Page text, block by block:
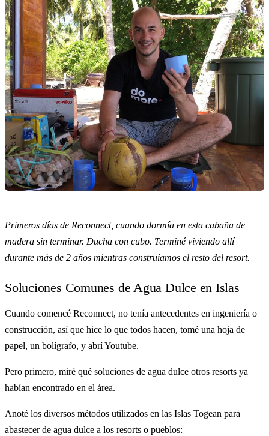
Primeros días de Reconnect, cuando dormía en esta cabaña de
madera sin terminar. Ducha con cubo. Terminé viviendo allí
durante más de 2 años mientras construíamos el resto del resort.
Soluciones Comunes de Agua Dulce en Islas
Cuando comencé Reconnect, no tenía antecedentes en ingeniería o
construcción, así que hice lo que todos hacen, tomé una hoja de
papel, un bolígrafo, y abrí Youtube.
Pero primero, miré qué soluciones de agua dulce otros resorts ya
habían encontrado en el área.
Anoté los diversos métodos utilizados en las Islas Togean para
abastecer de agua dulce a los resorts o pueblos: